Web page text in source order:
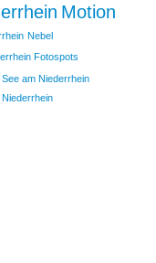
Motion
Nebel
Fotospots
See am Niederrhein